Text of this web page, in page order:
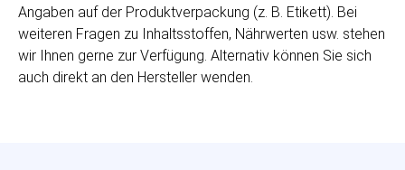
Angaben auf der Produktverpackung (z. B. Etikett). Bei
weiteren Fragen zu Inhaltsstoffen, Nährwerten usw. stehen
wir Ihnen gerne zur Verfügung. Alternativ können Sie sich
auch direkt an den Hersteller wenden.